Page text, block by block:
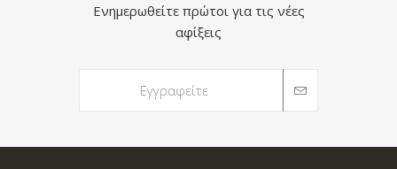
Ενημερωθείτε πρώτοι για τις νέες
αφίξεις